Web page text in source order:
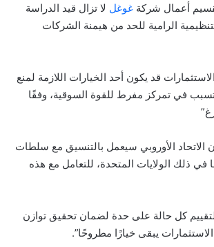
أعمال شركة غوغل لا تزال قيد الدراسة
الرامية للحد من هيمنة الشركات
قد يكون أحد الخيارات اللازمة لمنع
في تمركز مفرط للقوة السوقية، وفقًا
الاتحاد الأوروبي سيعمل بالتنسيق مع سلطات
في ذلك الولايات المتحدة، للتعامل مع هذه
كل حالة على حدة لضمان تحقيق توازن
يبقى خيارًا مطروحًا”.